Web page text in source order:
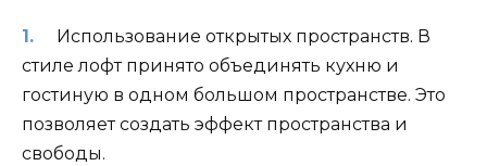
Использование открытых пространств. В
стиле лофт принято объединять кухню и
гостиную в одном большом пространстве. Это
позволяет создать эффект пространства и
свободы.